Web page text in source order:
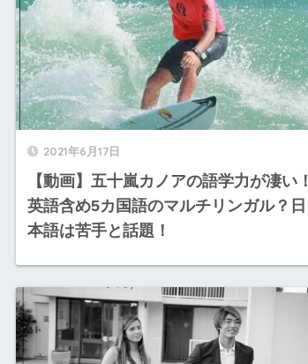
2021年6月17日
【動画】五十嵐カノアの語学力が凄い！
英語含め5カ国語のマルチリンガル？日
本語は苦手と話題！